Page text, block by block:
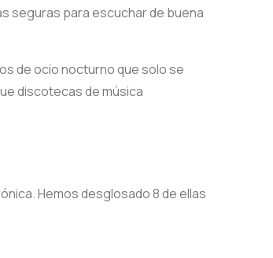
seguras para escuchar de buena
de ocio nocturno que solo se
discotecas de música
Hemos desglosado 8 de ellas